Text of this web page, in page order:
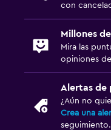
con
Millones
Mira las
opiniones
Alertas de
¿Aún no
Crea una
seguimiento.